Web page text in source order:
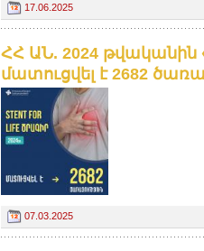
17.06.2025
ՀՀ ԱՆ. 2024 թվականին
մատուցվել է 2682
07.03.2025